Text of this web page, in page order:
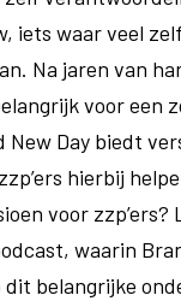
iets waar veel
Na jaren van
voor een
New Day biedt
hierbij
voor
waarin
dit belangrijke